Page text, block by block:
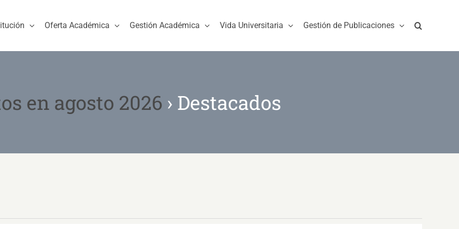
Oferta Académica Gestión Académica Vida Universitaria Gestión de Publicaciones
en agosto 2026 › Destacados